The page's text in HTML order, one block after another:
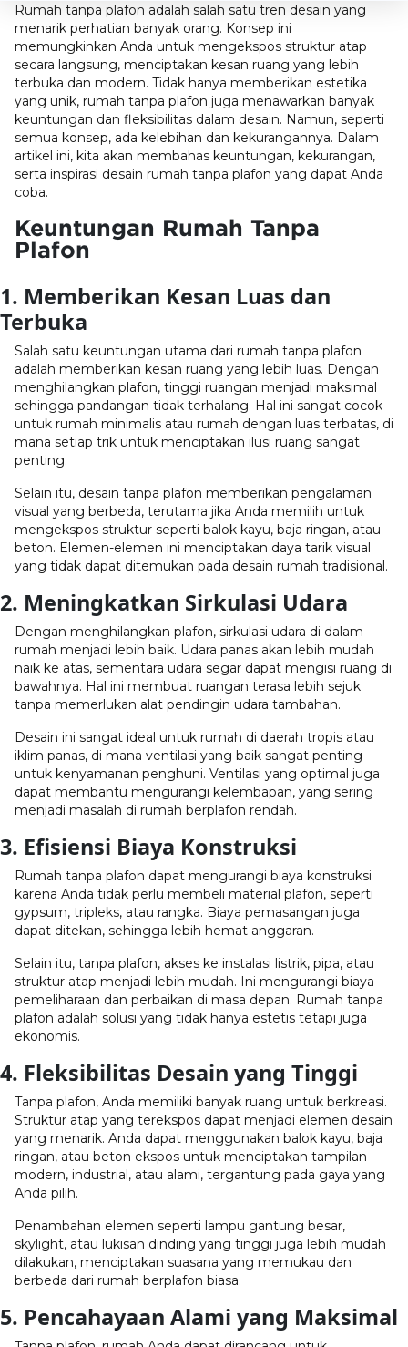
Rumah tanpa plafon adalah salah satu tren desain yang
menarik perhatian banyak orang. Konsep ini
memungkinkan Anda untuk mengekspos struktur atap
secara langsung, menciptakan kesan ruang yang lebih
terbuka dan modern. Tidak hanya memberikan estetika
yang unik, rumah tanpa plafon juga menawarkan banyak
keuntungan dan fleksibilitas dalam desain. Namun, seperti
semua konsep, ada kelebihan dan kekurangannya. Dalam
artikel ini, kita akan membahas keuntungan, kekurangan,
serta inspirasi desain rumah tanpa plafon yang dapat Anda
coba.
Keuntungan Rumah Tanpa
Plafon
1. Memberikan Kesan Luas dan
Terbuka
Salah satu keuntungan utama dari rumah tanpa plafon
adalah memberikan kesan ruang yang lebih luas. Dengan
menghilangkan plafon, tinggi ruangan menjadi maksimal
sehingga pandangan tidak terhalang. Hal ini sangat cocok
untuk rumah minimalis atau rumah dengan luas terbatas, di
mana setiap trik untuk menciptakan ilusi ruang sangat
penting.
Selain itu, desain tanpa plafon memberikan pengalaman
visual yang berbeda, terutama jika Anda memilih untuk
mengekspos struktur seperti balok kayu, baja ringan, atau
beton. Elemen-elemen ini menciptakan daya tarik visual
yang tidak dapat ditemukan pada desain rumah tradisional.
2. Meningkatkan Sirkulasi Udara
Dengan menghilangkan plafon, sirkulasi udara di dalam
rumah menjadi lebih baik. Udara panas akan lebih mudah
naik ke atas, sementara udara segar dapat mengisi ruang di
bawahnya. Hal ini membuat ruangan terasa lebih sejuk
tanpa memerlukan alat pendingin udara tambahan.
Desain ini sangat ideal untuk rumah di daerah tropis atau
iklim panas, di mana ventilasi yang baik sangat penting
untuk kenyamanan penghuni. Ventilasi yang optimal juga
dapat membantu mengurangi kelembapan, yang sering
menjadi masalah di rumah berplafon rendah.
3. Efisiensi Biaya Konstruksi
Rumah tanpa plafon dapat mengurangi biaya konstruksi
karena Anda tidak perlu membeli material plafon, seperti
gypsum, tripleks, atau rangka. Biaya pemasangan juga
dapat ditekan, sehingga lebih hemat anggaran.
Selain itu, tanpa plafon, akses ke instalasi listrik, pipa, atau
struktur atap menjadi lebih mudah. Ini mengurangi biaya
pemeliharaan dan perbaikan di masa depan. Rumah tanpa
plafon adalah solusi yang tidak hanya estetis tetapi juga
ekonomis.
4. Fleksibilitas Desain yang Tinggi
Tanpa plafon, Anda memiliki banyak ruang untuk berkreasi.
Struktur atap yang terekspos dapat menjadi elemen desain
yang menarik. Anda dapat menggunakan balok kayu, baja
ringan, atau beton ekspos untuk menciptakan tampilan
modern, industrial, atau alami, tergantung pada gaya yang
Anda pilih.
Penambahan elemen seperti lampu gantung besar,
skylight, atau lukisan dinding yang tinggi juga lebih mudah
dilakukan, menciptakan suasana yang memukau dan
berbeda dari rumah berplafon biasa.
5. Pencahayaan Alami yang Maksimal